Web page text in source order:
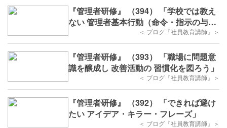
『管理者研修』 （394） 「学校では教え
ない 管理者基本行動（命令・指示の与え
＜ ブログ『社員教育講師』＞
『管理者研修』 （393） 「職場に問題意
識を醸成し 改善活動の 習慣化を図ろう」
＜ ブログ『社員教育講師』＞
『管理者研修』 （392） 「できれば避け
たい アイデア・キラー・フレーズ」
＜ ブログ『社員教育講師』＞